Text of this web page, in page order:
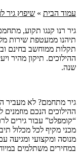
עמוד הבית » שיפוץ גיר
גיר רנו קנגו תקוע,
תיהנו ממעטפת שירות
תקלות ממוחשב בחינם
ההילוכים. תיקון מהיר
שנה.
גיר מתחמם? לא מעביר
ההילוכים הנכם מוזמנים
“קומפלט” עבור גירים
מכני מקיף לכל מכלול
במחירים משתלמים